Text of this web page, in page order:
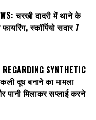
चरखी दादरी में थाने के
स्कॉर्पियो सवार 7
SYNTHETIC
दूध बनाने का मामला
मिलाकर सप्लाई करने